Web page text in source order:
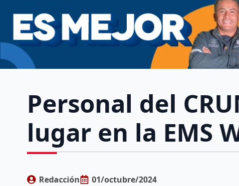
Personal del
lugar en la EMS
Redacción 01/octubre/2024